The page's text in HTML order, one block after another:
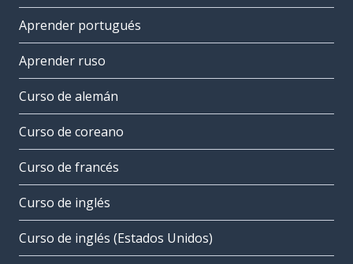
Aprender portugués
Aprender ruso
Curso de alemán
Curso de coreano
Curso de francés
Curso de inglés
Curso de inglés (Estados Unidos)